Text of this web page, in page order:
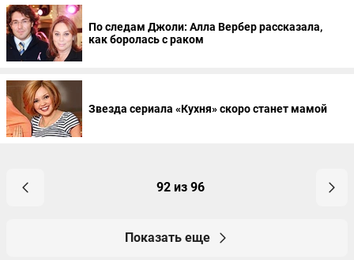
По следам Джоли: Алла Вербер рассказала,
как боролась с раком
Звезда сериала «Кухня» скоро станет мамой
92 из 96
Показать еще